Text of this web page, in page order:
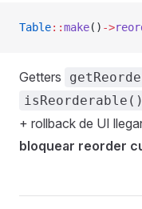
Table::make() ->
Getters
+ rollback de UI
bloquear reorder